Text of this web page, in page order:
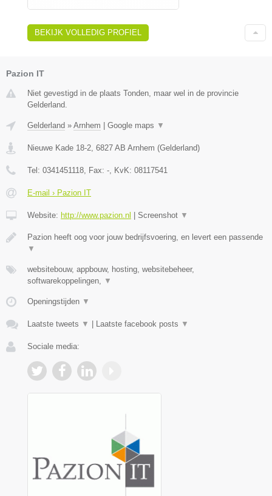
BEKIJK VOLLEDIG PROFIEL
Pazion IT
Niet gevestigd in de plaats Tonden, maar wel in de provincie
Gelderland.
Gelderland » Arnhem | Google maps ▼
Nieuwe Kade 18-2 6827 AB Arnhem (Gelderland)
Tel: 0341451118 , Fax: - , KvK: 08117541
E-mail › Pazion IT
Website: http://www.pazion.nl | Screenshot ▼
Pazion heeft oog voor jouw bedrijfsvoering, en levert een passende
▼
websitebouw, appbouw, hosting, websitebeheer,
softwarekoppelingen,
▼
Openingstijden ▼
Laatste tweets ▼ | Laatste facebook posts ▼
Sociale media: